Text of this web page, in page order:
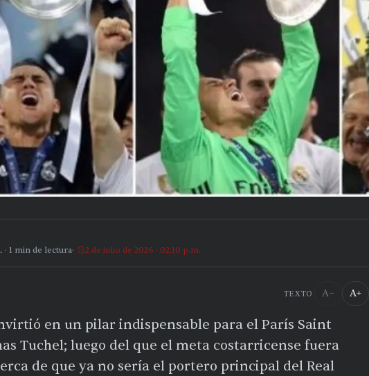
· 1 min de lectura 2 de julio de 2026 · 02:10 p.m.
TEXTO A− A+
en un pilar indispensable para el París Saint
Tuchel; luego del que el meta costarricense fuera
de que ya no sería el portero principal del Real